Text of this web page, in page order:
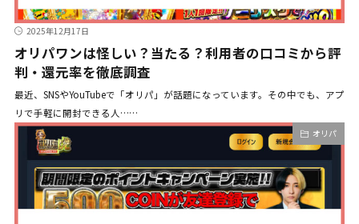
2025年12月17日
オリパワンは怪しい？当たる？利用者の口コミから評
判・還元率を徹底調査
最近、SNSやYouTubeで「オリパ」が話題になっています。その中でも、アプ
リで手軽に開封できる人……
オリパ